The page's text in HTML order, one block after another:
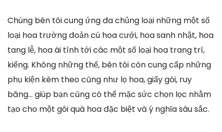
Chúng bên tôi cung ứng đa chủng loại những một số
loại hoa trường đoản cú hoa cưới, hoa sanh nhật, hoa
tang lễ, hoa ái tình tới các một số loại hoa trang trí,
kiểng. Không những thế, bên tôi còn cung cấp những
phụ kiện kèm theo cũng như lọ hoa, giấy gói, ruy
băng… giúp bạn cũng có thể mặc sức chọn lọc nhằm
tạo cho một gói quà hoa đặc biệt và ý nghĩa sâu sắc.